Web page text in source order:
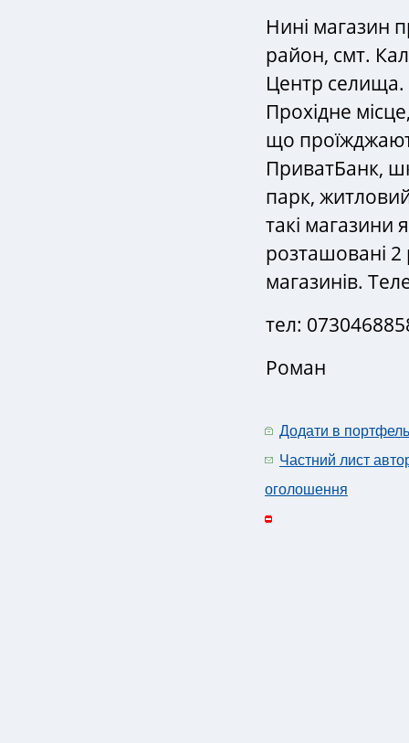
Нині магазин
район, смт.
Центр селища.
Прохідне
що
ПриватБанк,
парк,
такі
розташовані 2
магазинів.
тел:
Роман
Додати в портфель
Частний лист
оголошення